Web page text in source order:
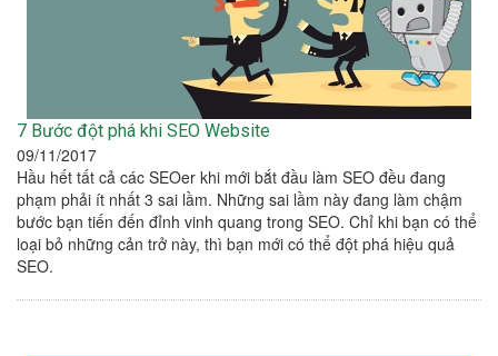
7 Bước đột phá khi SEO Website
09/11/2017
Hầu hết tất cả các SEOer khi mới bắt đầu làm SEO đều đang
phạm phải ít nhất 3 sai lầm. Những sai lầm này đang làm chậm
bước bạn tiến đến đỉnh vinh quang trong SEO. Chỉ khi bạn có thể
loại bỏ những cản trở này, thì bạn mới có thể đột phá hiệu quả
SEO.